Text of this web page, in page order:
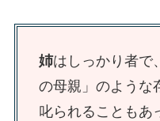
姉はしっかり者で
の母親」のような
叱られることもあ